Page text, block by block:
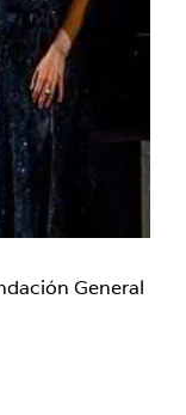
General